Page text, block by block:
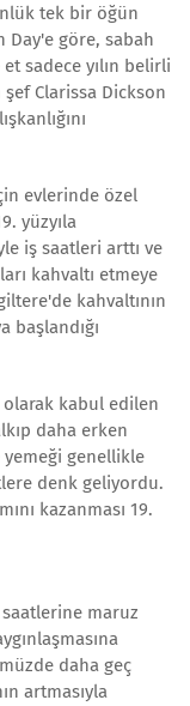
tek bir öğün
Day'e göre, sabah
sadece yılın belirli
Clarissa Dickson
evlerinde özel
yüzyıla
iş saatleri arttı ve
kahvaltı etmeye
kahvaltının
olarak kabul edilen
daha erken
yemeği genellikle
denk geliyordu.
kazanması 19.
maruz
daha geç
artmasıyla